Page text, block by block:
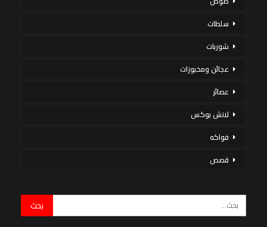
سلطات
شوربات
عجائن ومخبوزات
عصائر
لانش بوكس
فواكه
قصص